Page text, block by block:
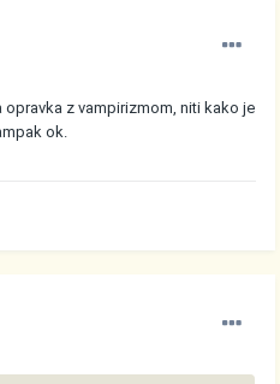
opravka z vampirizmom, niti kako je
ok.